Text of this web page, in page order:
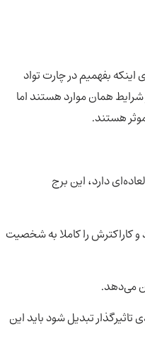
بفهمیم در چارت تواد
شرایط همان موارد هستند اما
هستند.
دارد، این برج
و کاراکترش را کاملا به شخصیت
می‌دهد.
تبدیل شود باید این